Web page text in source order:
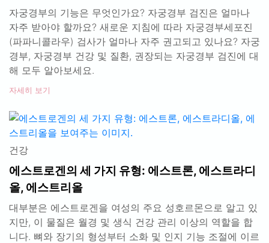
자궁경부의 기능은 무엇인가요? 자궁경부 검진은 얼마나
자주 받아야 할까요? 새로운 지침에 따라 자궁경부세포진
(파파니콜라우) 검사가 얼마나 자주 권고되고 있나요? 자궁
경부, 자궁경부 건강 및 질환, 권장되는 자궁경부 검진에 대
해 모두 알아보세요.
자세히 보기
건강
에스트로겐의 세 가지 유형: 에스트론, 에스트라디
올, 에스트리올
대부분은 에스트로겐을 여성의 주요 성호르몬으로 알고 있
지만, 이 물질은 월경 및 생식 건강 관리 이상의 역할을 합
니다. 뼈와 장기의 형성부터 소화 및 인지 기능 조절에 이르